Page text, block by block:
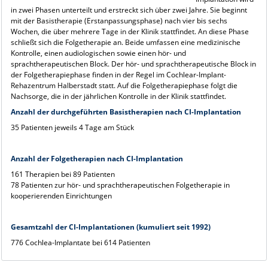
in zwei Phasen unterteilt und erstreckt sich über zwei Jahre. Sie beginnt
mit der Basistherapie (Erstanpassungsphase) nach vier bis sechs
Wochen, die über mehrere Tage in der Klinik stattfindet. An diese Phase
schließt sich die Folgetherapie an. Beide umfassen eine medizinische
Kontrolle, einen audiologischen sowie einen hör- und
sprachtherapeutischen Block. Der hör- und sprachtherapeutische Block in
der Folgetherapiephase finden in der Regel im Cochlear-Implant-
Rehazentrum Halberstadt statt. Auf die Folgetherapiephase folgt die
Nachsorge, die in der jährlichen Kontrolle in der Klinik stattfindet.
Anzahl der durchgeführten Basistherapien nach CI-Implantation
35 Patienten jeweils 4 Tage am Stück
Anzahl der Folgetherapien nach CI-Implantation
161 Therapien bei 89 Patienten
78 Patienten zur hör- und sprachtherapeutischen Folgetherapie in
kooperierenden Einrichtungen
Gesamtzahl der CI-Implantationen (kumuliert seit 1992)
776 Cochlea-Implantate bei 614 Patienten